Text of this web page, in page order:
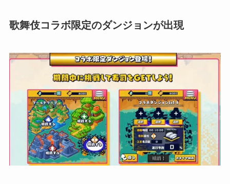
歌舞伎コラボ限定のダンジョンが出現